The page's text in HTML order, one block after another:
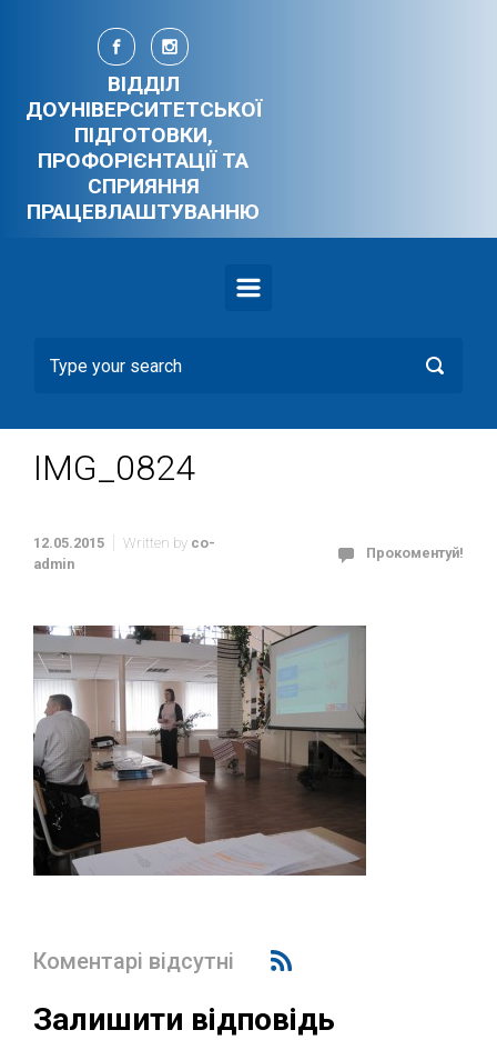
Skip to main content
ВІДДІЛ
ДОУНІВЕРСИТЕТСЬКОЇ
ПІДГОТОВКИ,
ПРОФОРІЄНТАЦІЇ ТА
СПРИЯННЯ
ПРАЦЕВЛАШТУВАННЮ
IMG_0824
12.05.2015 Written by co-
admin
Прокоментуй!
Коментарі відсутні
Залишити відповідь